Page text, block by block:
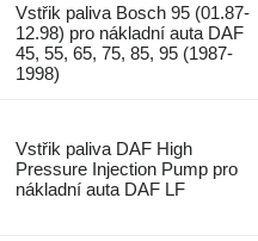
Vstřik paliva Bosch 95 (01.87-
12.98) pro nákladní auta DAF
45, 55, 65, 75, 85, 95 (1987-
1998)
Vstřik paliva DAF High
Pressure Injection Pump pro
nákladní auta DAF LF